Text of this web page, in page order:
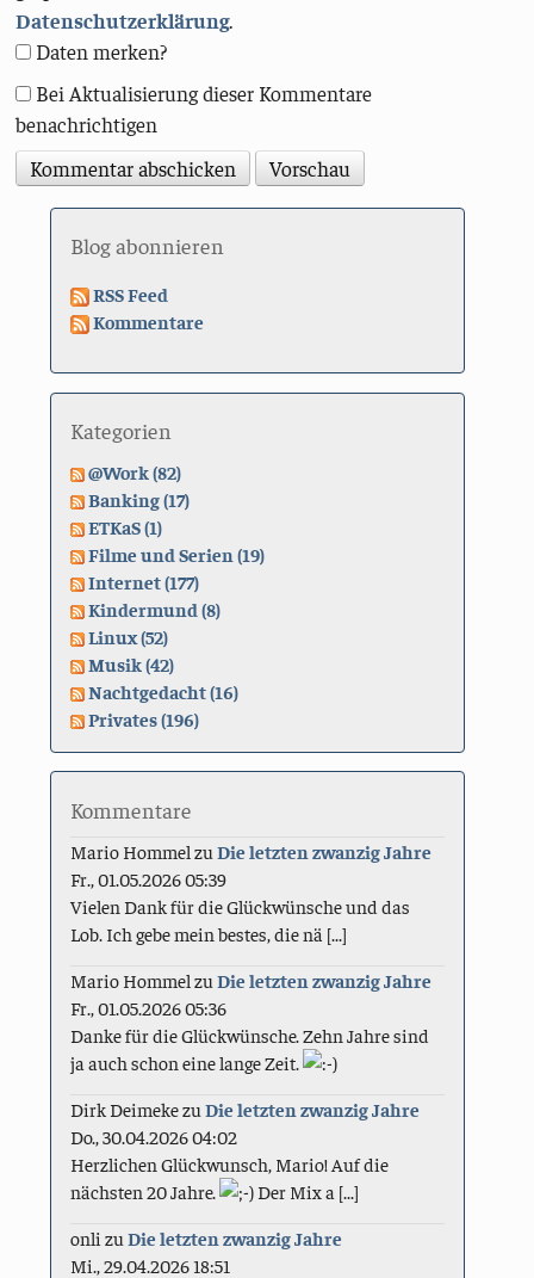
Datenschutzerklärung.
Daten merken?
Bei Aktualisierung dieser Kommentare
benachrichtigen
Blog abonnieren
RSS Feed
Kommentare
Kategorien
@Work (82)
Banking (17)
ETKaS (1)
Filme und Serien (19)
Internet (177)
Kindermund (8)
Linux (52)
Musik (42)
Nachtgedacht (16)
Privates (196)
Kommentare
Mario Hommel zuDie letzten zwanzig Jahre
Fr., 01.05.2026 05:39
Vielen Dank für die Glückwünsche und das
Lob. Ich gebe mein bestes, die nä [...]
Mario Hommel zuDie letzten zwanzig Jahre
Fr., 01.05.2026 05:36
Danke für die Glückwünsche. Zehn Jahre sind
ja auch schon eine lange Zeit.
Dirk DeimekezuDie letzten zwanzig Jahre
Do., 30.04.2026 04:02
Herzlichen Glückwunsch, Mario! Auf die
nächsten 20 Jahre.
Der Mix a [...]
onli zuDie letzten zwanzig Jahre
Mi., 29.04.2026 18:51